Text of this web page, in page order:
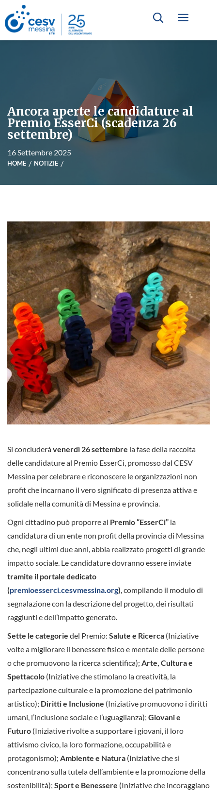
Ancora aperte le candidature al
Premio EsserCi (scadenza 26
settembre)
16 Settembre 2025
HOME NOTIZIE
Si concluderàvenerdì 26 settembre la fase della raccolta
delle candidature al Premio EsserCi, promosso dal CESV
Messina per celebrare e riconoscere le organizzazioni non
profit che incarnano il vero significato di presenza attiva e
solidale nella comunità di Messina e provincia.
Ogni cittadino può proporre al Premio “EsserCi” la
candidatura di un ente non profit della provincia di Messina
che, negli ultimi due anni, abbia realizzato progetti di grande
impatto sociale. Le candidature dovranno essere inviate
tramite il portale dedicato
(premioesserci.cesvmessina.org) , compilando il modulo di
segnalazione con la descrizione del progetto, dei risultati
raggiunti e dell’impatto generato.
Sette le categorie del Premio: Salute e Ricerca (Iniziative
volte a migliorare il benessere fisico e mentale delle persone
o che promuovono la ricerca scientifica); Arte, Cultura e
Spettacolo (Iniziative che stimolano la creatività, la
partecipazione culturale e la promozione del patrimonio
artistico); Diritti e Inclusione (Iniziative promuovono i diritti
umani, l’inclusione sociale e l’uguaglianza); Giovani e
Futuro (Iniziative rivolte a supportare i giovani, il loro
attivismo civico, la loro formazione, occupabilità e
protagonismo); Ambiente e Natura (Iniziative che si
concentrano sulla tutela dell’ambiente e la promozione della
sostenibilità); Sport e Benessere (Iniziative che incoraggiano